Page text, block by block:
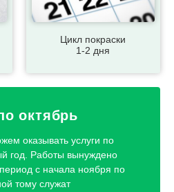
Цикл покраски
1-2 дня
октябрь
оказывать услуги по
год. Работы вынуждено
с начала ноября по
тому служат